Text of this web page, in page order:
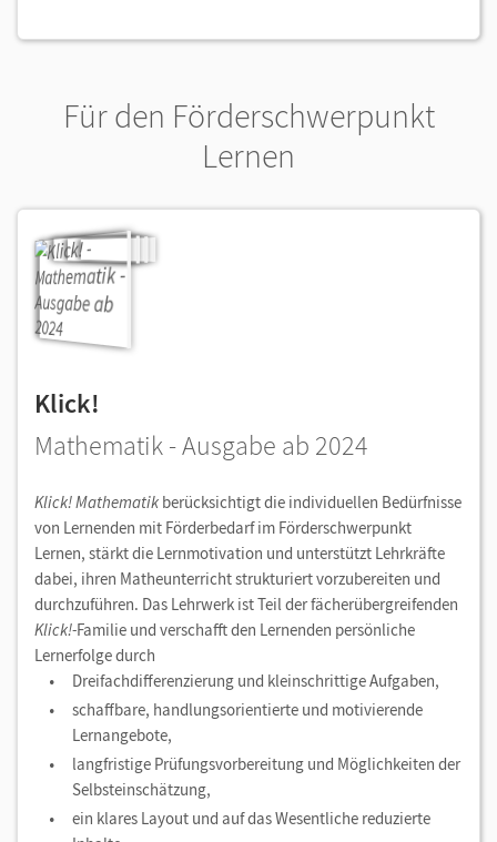
Für den Förderschwerpunkt
Lernen
Klick!
Mathematik - Ausgabe ab 2024
Klick! Mathematik berücksichtigt die individuellen Bedürfnisse
von Lernenden mit Förderbedarf im Förderschwerpunkt
Lernen, stärkt die Lernmotivation und unterstützt Lehrkräfte
dabei, ihren Matheunterricht strukturiert vorzubereiten und
durchzuführen. Das Lehrwerk ist Teil der fächerübergreifenden
Klick!-Familie und verschafft den Lernenden persönliche
Lernerfolge durch
Dreifachdifferenzierung und kleinschrittige Aufgaben,
schaffbare, handlungsorientierte und motivierende
Lernangebote,
langfristige Prüfungsvorbereitung und Möglichkeiten der
Selbsteinschätzung,
ein klares Layout und auf das Wesentliche reduzierte